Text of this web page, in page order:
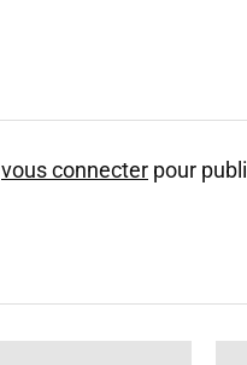
vous connecter pour